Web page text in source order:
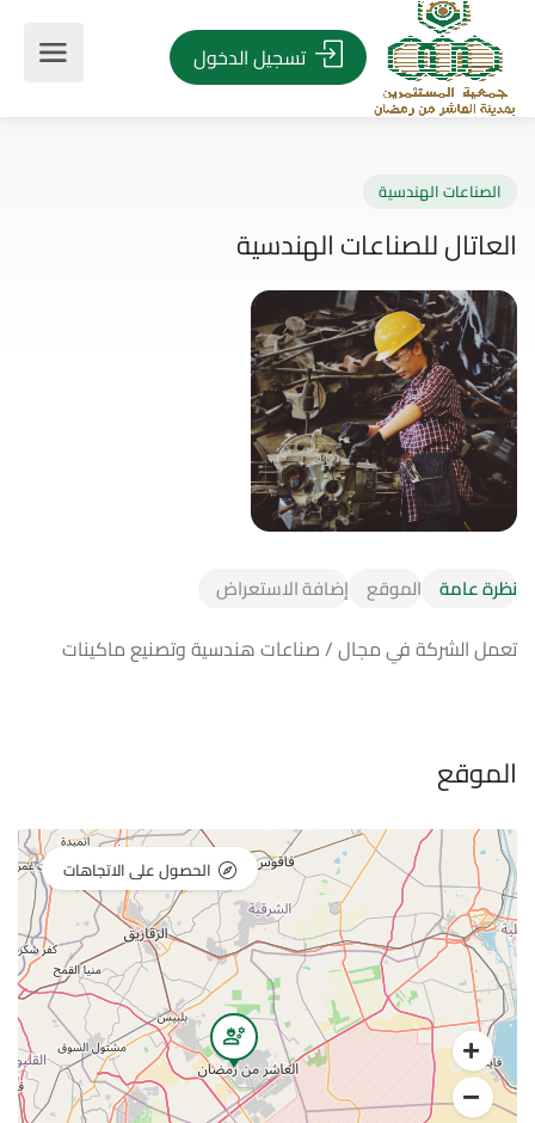
تسجيل الدخول
الهندسية
للصناعات الهندسية
نظرة عامة الموقع إضافة الاستعراض
تعمل الشركة في مجال / صناعات هندسية وتصنيع ماكينات
الموقع
الحصول على الاتجاهات